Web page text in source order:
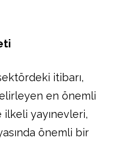
itibarı,
en önemli
yayınevleri,
önemli bir